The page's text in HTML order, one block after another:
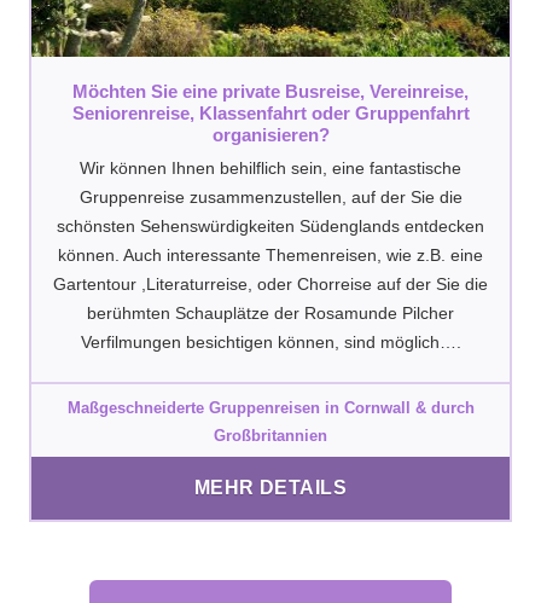
Möchten Sie eine private Busreise, Vereinreise,
Seniorenreise, Klassenfahrt oder Gruppenfahrt
organisieren?
Wir können Ihnen behilflich sein, eine fantastische
Gruppenreise zusammenzustellen, auf der Sie die
schönsten Sehenswürdigkeiten Südenglands entdecken
können. Auch interessante Themenreisen, wie z.B. eine
Gartentour ,Literaturreise, oder Chorreise auf der Sie die
berühmten Schauplätze der Rosamunde Pilcher
Verfilmungen besichtigen können, sind möglich….
Maßgeschneiderte Gruppenreisen in Cornwall & durch
Großbritannien
MEHR DETAILS